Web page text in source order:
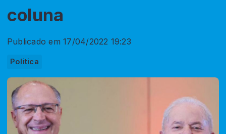
coluna
Publicado em 17/04/2022 19:23
Politica